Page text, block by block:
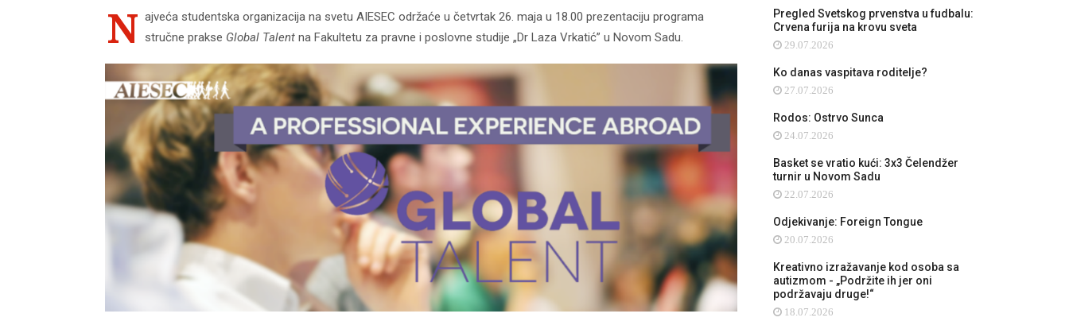
N ajveća studentska organizacija na svetu AIESEC održaće u četvrtak 26. maja u 18.00 prezentaciju programa
stručne prakse Global Talent na Fakultetu za pravne i poslovne studije „Dr Laza Vrkatić” u Novom Sadu.
Pregled Svetskog prvenstva u fudbalu:
Crvena furija na krovu sveta
29.07.2026
Ko danas vaspitava roditelje?
27.07.2026
Rodos: Ostrvo Sunca
24.07.2026
Basket se vratio kući: 3x3 Čelendžer
turnir u Novom Sadu
22.07.2026
Odjekivanje: Foreign Tongue
20.07.2026
Kreativno izražavanje kod osoba sa
autizmom - „Podržite ih jer oni
podržavaju druge!“
18.07.2026